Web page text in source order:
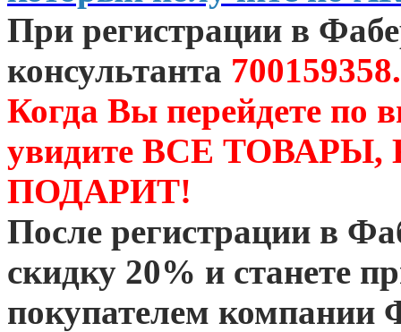
При регистрации в
консультанта 700159358.
Когда Вы перейдете по
увидите ВСЕ
ПОДАРИТ!
После регистрации в
скидку 20% и станете
покупателем компании